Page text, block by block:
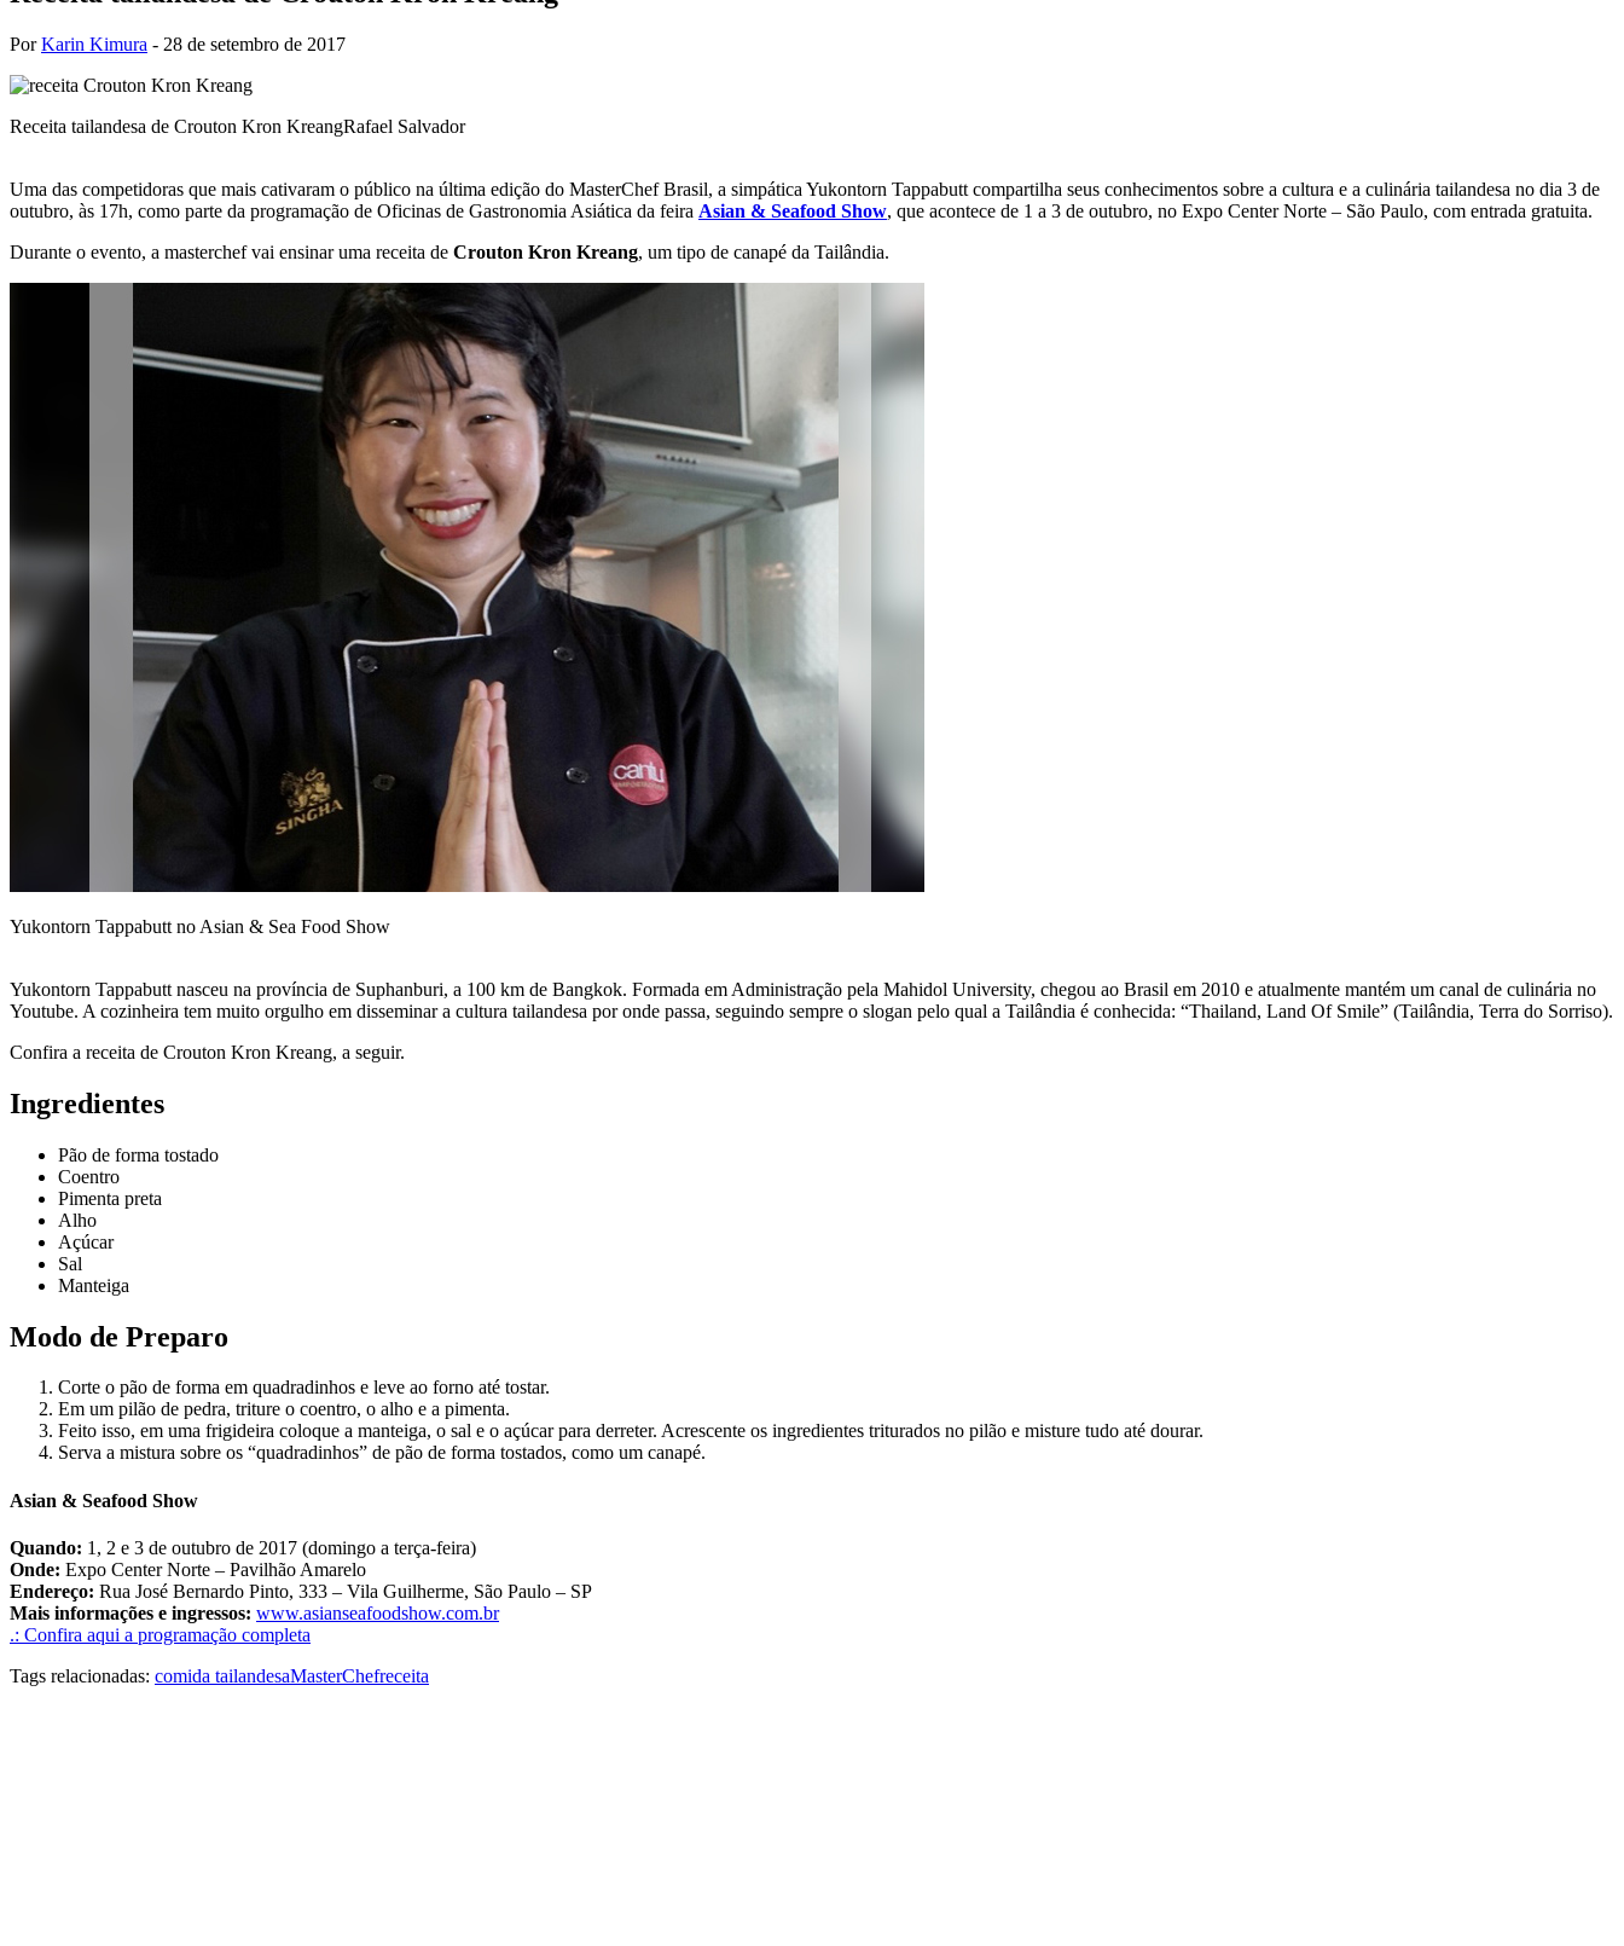
PorKarin Kimura - 28 de setembro de 2017
Receita tailandesa de Crouton Kron KreangRafael Salvador
Uma das competidoras que mais cativaram o público na última edição do MasterChef Brasil, a simpática Yukontorn Tappabutt compartilha seus conhecimentos sobre a cultura e a culinária tailandesa no dia 3 de
outubro, às 17h, como parte da programação de Oficinas de Gastronomia Asiática da feira Asian & Seafood Show, que acontece de 1 a 3 de outubro, no Expo Center Norte – São Paulo, com entrada gratuita.
Durante o evento, a masterchef vai ensinar uma receita de Crouton Kron Kreang, um tipo de canapé da Tailândia.
Yukontorn Tappabutt no Asian & Sea Food Show
Yukontorn Tappabutt nasceu na província de Suphanburi, a 100 km de Bangkok. Formada em Administração pela Mahidol University, chegou ao Brasil em 2010 e atualmente mantém um canal de culinária no
Youtube. A cozinheira tem muito orgulho em disseminar a cultura tailandesa por onde passa, seguindo sempre o slogan pelo qual a Tailândia é conhecida: “Thailand, Land Of Smile” (Tailândia, Terra do Sorriso).
Confira a receita de Crouton Kron Kreang, a seguir.
Ingredientes
Pão de forma tostado
Coentro
Pimenta preta
Alho
Açúcar
Sal
Manteiga
Modo de Preparo
Corte o pão de forma em quadradinhos e leve ao forno até tostar.
Em um pilão de pedra, triture o coentro, o alho e a pimenta.
Feito isso, em uma frigideira coloque a manteiga, o sal e o açúcar para derreter. Acrescente os ingredientes triturados no pilão e misture tudo até dourar.
Serva a mistura sobre os “quadradinhos” de pão de forma tostados, como um canapé.
Asian & Seafood Show
Quando: 1, 2 e 3 de outubro de 2017 (domingo a terça-feira)
Onde: Expo Center Norte – Pavilhão Amarelo
Endereço: Rua José Bernardo Pinto, 333 – Vila Guilherme, São Paulo – SP
Mais informações e ingressos: www.asianseafoodshow.com.br
.: Confira aqui a programação completa
Tags relacionadas: comida tailandesaMasterChefreceita